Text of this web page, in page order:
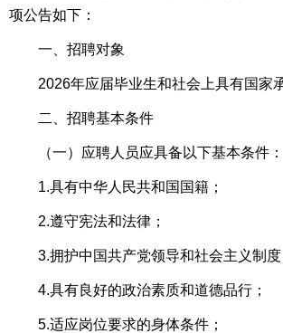
项公告如下：
一、招聘对象
2026年应届毕业生和社会上具有国家承
二、招聘基本条件
（一）应聘人员应具备以下基本条件：
1.具有中华人民共和国国籍；
2.遵守宪法和法律；
3.拥护中国共产党领导和社会主义制度
4.具有良好的政治素质和道德品行；
5.适应岗位要求的身体条件；